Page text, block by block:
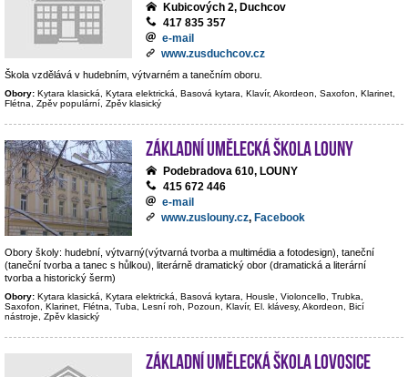
Kubicových 2, Duchcov
417 835 357
e-mail
www.zusduchcov.cz
Škola vzdělává v hudebním, výtvarném a tanečním oboru.
Obory: Kytara klasická, Kytara elektrická, Basová kytara, Klavír, Akordeon, Saxofon, Klarinet,
Flétna, Zpěv populární, Zpěv klasický
Základní umělecká škola Louny
Podebradova 610, LOUNY
415 672 446
e-mail
www.zuslouny.cz, Facebook
Obory školy: hudební, výtvarný(výtvarná tvorba a multimédia a fotodesign), taneční
(taneční tvorba a tanec s hůlkou), literárně dramatický obor (dramatická a literární
tvorba a historický šerm)
Obory: Kytara klasická, Kytara elektrická, Basová kytara, Housle, Violoncello, Trubka,
Saxofon, Klarinet, Flétna, Tuba, Lesní roh, Pozoun, Klavír, El. klávesy, Akordeon, Bicí
nástroje, Zpěv klasický
Základní umělecká škola Lovosice